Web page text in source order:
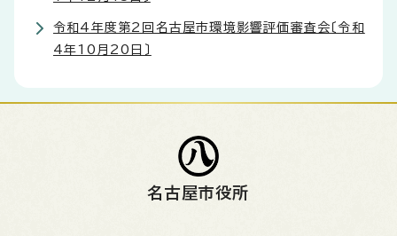
令和4年度第2回名古屋市環境影響評価審査会〔令和
4年10月20日〕
名古屋市役所